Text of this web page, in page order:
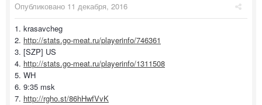
Опубликовано 11 декабря, 2016
1. krasavcheg
2. http://stats.go-meat.ru/playerinfo/746361
3. [SZP] US
4. http://stats.go-meat.ru/playerinfo/1311508
5. WH
6. 9:35 msk
7. http://rgho.st/86hHwfVvK